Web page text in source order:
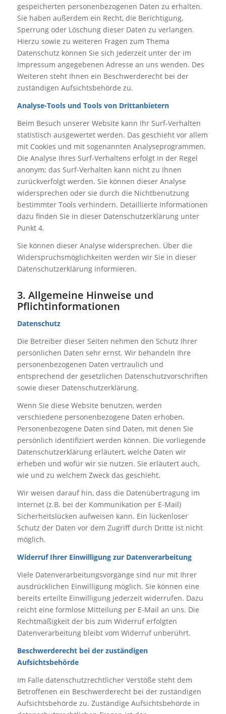
gespeicherten personenbezogenen Daten zu erhalten.
Sie haben außerdem ein Recht, die Berichtigung,
Sperrung oder Löschung dieser Daten zu verlangen.
Hierzu sowie zu weiteren Fragen zum Thema
Datenschutz können Sie sich jederzeit unter der im
Impressum angegebenen Adresse an uns wenden. Des
Weiteren steht Ihnen ein Beschwerderecht bei der
zuständigen Aufsichtsbehörde zu.
Analyse-Tools und Tools von Drittanbietern
Beim Besuch unserer Website kann Ihr Surf-Verhalten
statistisch ausgewertet werden. Das geschieht vor allem
mit Cookies und mit sogenannten Analyseprogrammen.
Die Analyse Ihres Surf-Verhaltens erfolgt in der Regel
anonym; das Surf-Verhalten kann nicht zu Ihnen
zurückverfolgt werden. Sie können dieser Analyse
widersprechen oder sie durch die Nichtbenutzung
bestimmter Tools verhindern. Detaillierte Informationen
dazu finden Sie in dieser Datenschutzerklärung unter
Punkt 4.
Sie können dieser Analyse widersprechen. Über die
Widerspruchsmöglichkeiten werden wir Sie in dieser
Datenschutzerklärung informieren.
3. Allgemeine Hinweise und
Pflichtinformationen
Datenschutz
Die Betreiber dieser Seiten nehmen den Schutz Ihrer
persönlichen Daten sehr ernst. Wir behandeln Ihre
personenbezogenen Daten vertraulich und
entsprechend der gesetzlichen Datenschutzvorschriften
sowie dieser Datenschutzerklärung.
Wenn Sie diese Website benutzen, werden
verschiedene personenbezogene Daten erhoben.
Personenbezogene Daten sind Daten, mit denen Sie
persönlich identifiziert werden können. Die vorliegende
Datenschutzerklärung erläutert, welche Daten wir
erheben und wofür wir sie nutzen. Sie erläutert auch,
wie und zu welchem Zweck das geschieht.
Wir weisen darauf hin, dass die Datenübertragung im
Internet (z.B. bei der Kommunikation per E-Mail)
Sicherheitslücken aufweisen kann. Ein lückenloser
Schutz der Daten vor dem Zugriff durch Dritte ist nicht
möglich.
Widerruf Ihrer Einwilligung zur Datenverarbeitung
Viele Datenverarbeitungsvorgänge sind nur mit Ihrer
ausdrücklichen Einwilligung möglich. Sie können eine
bereits erteilte Einwilligung jederzeit widerrufen. Dazu
reicht eine formlose Mitteilung per E-Mail an uns. Die
Rechtmäßigkeit der bis zum Widerruf erfolgten
Datenverarbeitung bleibt vom Widerruf unberührt.
Beschwerderecht bei der zuständigen
Aufsichtsbehörde
Im Falle datenschutzrechtlicher Verstöße steht dem
Betroffenen ein Beschwerderecht bei der zuständigen
Aufsichtsbehörde zu. Zuständige Aufsichtsbehörde in